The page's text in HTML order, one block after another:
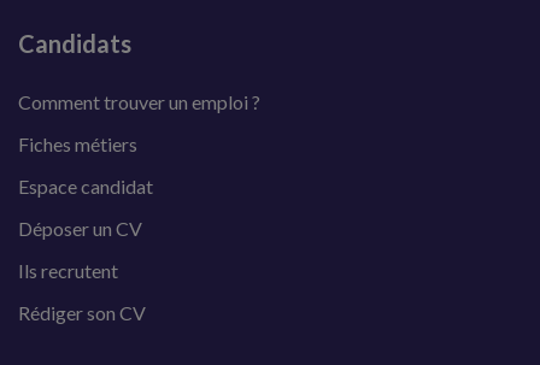
Candidats
Comment trouver un emploi ?
Fiches métiers
Espace candidat
Déposer un CV
Ils recrutent
Rédiger son CV